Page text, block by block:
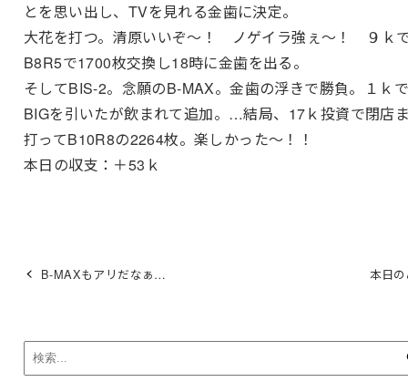
とを思い出し、TVを見れる金歯に決定。
大花を打つ。清原いいぞ～！ ノゲイラ強ぇ～！ ９ｋ
B8R5で1700枚交換し18時に金歯を出る。
そしてBIS-2。念願のB-MAX。金歯の浮きで勝負。１ｋで
BIGを引いたが飲まれて追加。…結局、17ｋ投資で閉店
打ってB10R8の2264枚。楽しかった～！！
本日の収支：＋53ｋ
B-MAXもアリだなぁ… 本日